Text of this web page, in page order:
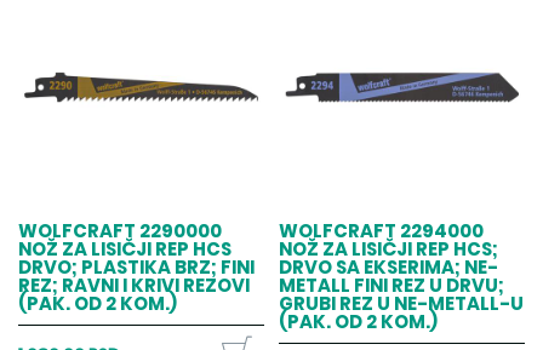
WOLFCRAFT 2290000
NOŽ ZA LISIČJI REP HCS
DRVO; PLASTIKA BRZ; FINI
REZ; RAVNI I KRIVI REZOVI
(PAK. OD 2 KOM.)
WOLFCRAFT 2294000
NOŽ ZA LISIČJI REP HCS;
DRVO SA EKSERIMA; NE-
METALL FINI REZ U DRVU;
GRUBI REZ U NE-METALL-U
(PAK. OD 2 KOM.)